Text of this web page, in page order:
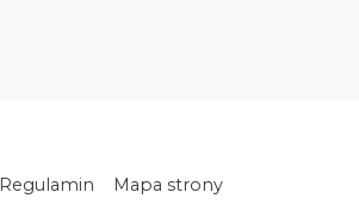
Regulamin Mapa strony